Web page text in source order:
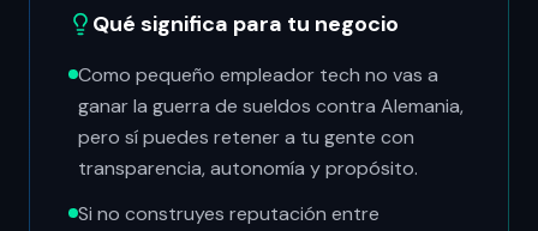
Qué significa para tu negocio
Como pequeño empleador tech no vas a
ganar la guerra de sueldos contra Alemania,
pero sí puedes retener a tu gente con
transparencia, autonomía y propósito.
Si no construyes reputación entre